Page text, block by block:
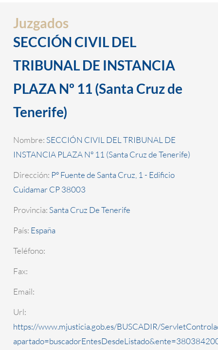
Juzgados
SECCIÓN CIVIL DEL
TRIBUNAL DE INSTANCIA
PLAZA Nº 11 (Santa Cruz de
Tenerife)
Nombre: SECCIÓN CIVIL DEL TRIBUNAL DE
INSTANCIA PLAZA Nº 11 (Santa Cruz de Tenerife)
Dirección: Pº Fuente de Santa Cruz, 1 - Edificio
Cuidamar CP 38003
Provincia: Santa Cruz De Tenerife
País: España
Teléfono:
Fax:
Email:
Url:
https://www.mjusticia.gob.es/BUSCADIR/